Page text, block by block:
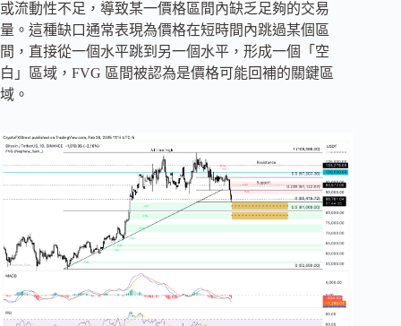
或流動性不足，導致某一價格區間內缺乏足夠的交易
量。這種缺口通常表現為價格在短時間內跳過某個區
間，直接從一個水平跳到另一個水平，形成一個「空
白」區域，FVG 區間被認為是價格可能回補的關鍵區
域。